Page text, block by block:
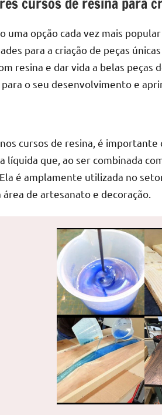
de
jantar
de
resina
mesas
cascata
resinadas.
Quer
procura
uma
mesa
redonda
para
reuniões
ou
uma
mesa
de
jantar
uma opção cada vez mais
para a criação de peças
resina e dar vida a belas peças
o seu desenvolvimento e
cursos de resina, é
líquida que, ao ser combinada
é amplamente utilizada no
de artesanato e decoração.